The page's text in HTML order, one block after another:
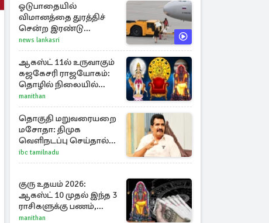
ஓடுபாதையில்
விமானத்தை துரத்திச்
சென்ற இரண்டு
பெண்கள்
news lankasri
ஆகஸ்ட் 11ல் உருவாகும்
கஜகேசரி ராஜயோகம்:
தொழில் நிலையில்
அதிர்ஷ்டம் பெறும் 3
ராசிகள்!
manithan
தொகுதி மறுவரையறை
மசோதா: திமுக
வெளிநடப்பு செய்தால்
ஆதரவாகவே
கருதப்படும் – அமைச்சர்
ibc tamilnadu
குரு உதயம் 2026:
ஆகஸ்ட் 10 முதல் இந்த 3
ராசிகளுக்கு பணம்,
பதவி, புகழ் தேடி வரும்!
manithan